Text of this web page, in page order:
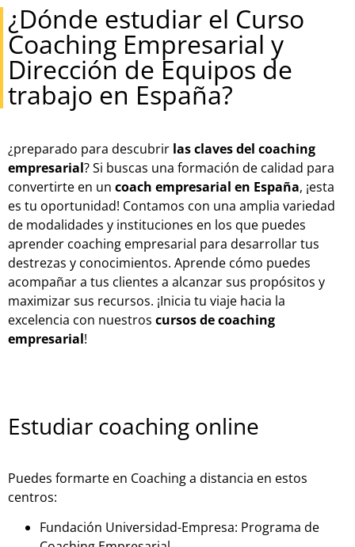
¿Dónde estudiar el Curso
Coaching Empresarial y
Dirección de Equipos de
trabajo en España?
¿preparado para descubrir las claves del coaching
empresarial? Si buscas una formación de calidad para
convertirte en un coach empresarial en España, ¡esta
es tu oportunidad! Contamos con una amplia variedad
de modalidades y instituciones en los que puedes
aprender coaching empresarial para desarrollar tus
destrezas y conocimientos. Aprende cómo puedes
acompañar a tus clientes a alcanzar sus propósitos y
maximizar sus recursos. ¡Inicia tu viaje hacia la
excelencia con nuestros cursos de coaching
empresarial!
Estudiar coaching online
Puedes formarte en Coaching a distancia en estos
centros:
Fundación Universidad-Empresa: Programa de